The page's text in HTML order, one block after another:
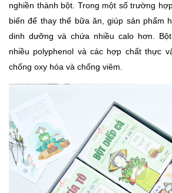
nghiền thành bột. Trong một số trường
biến để thay thế bữa ăn, giúp sản phẩm
dinh dưỡng và chứa nhiều calo hơn.
nhiều polyphenol và các hợp chất thực
chống oxy hóa và chống viêm.